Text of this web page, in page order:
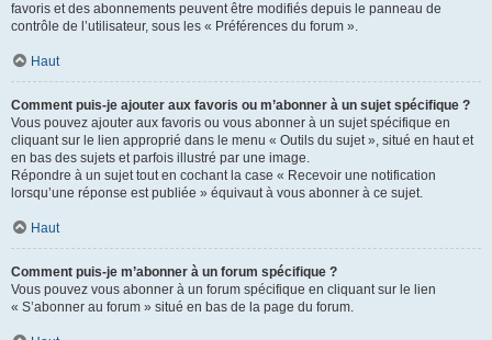
favoris et des abonnements peuvent être modifiés depuis le panneau de
contrôle de l’utilisateur, sous les « Préférences du forum ».
Haut
Comment puis-je ajouter aux favoris ou m’abonner à un sujet spécifique ?
Vous pouvez ajouter aux favoris ou vous abonner à un sujet spécifique en
cliquant sur le lien approprié dans le menu « Outils du sujet », situé en haut et
en bas des sujets et parfois illustré par une image.
Répondre à un sujet tout en cochant la case « Recevoir une notification
lorsqu’une réponse est publiée » équivaut à vous abonner à ce sujet.
Haut
Comment puis-je m’abonner à un forum spécifique ?
Vous pouvez vous abonner à un forum spécifique en cliquant sur le lien
« S’abonner au forum » situé en bas de la page du forum.